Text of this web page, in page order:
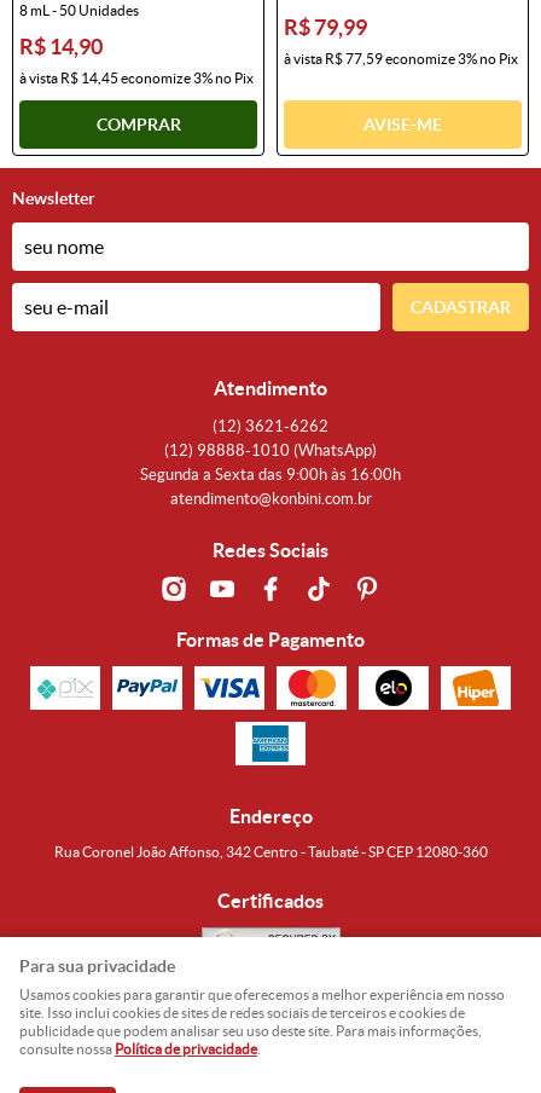
8 mL - 50 Unidades
R$ 14,90
à vista R$ 14,45 economize3%no Pix
COMPRAR
R$ 79,99
à vista R$ 77,59economize3%no Pix
AVISE-ME
Newsletter
CADASTRAR
Atendimento
(12) 3621-6262
(12) 98888-1010 (WhatsApp)
Segunda a Sexta das 9:00h às 16:00h
atendimento@konbini.com.br
Redes Sociais
Formas de Pagamento
Endereço
Rua Coronel João Affonso, 342 Centro - Taubaté - SP CEP 12080-360
Certificados
Noguti & Amaral Produtos Orientais LTDA CNPJ: 15.427.609/0001-19
Formas de Envio
Para sua privacidade
Usamos cookies para garantir que oferecemos a melhor experiência em nosso
site. Isso inclui cookies de sites de redes sociais de terceiros e cookies de
publicidade que podem analisar seu uso deste site. Para mais informações,
consulte nossa Política de privacidade.